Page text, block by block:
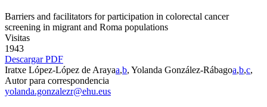
Barriers and facilitators for participation in colorectal cancer
screening in migrant and Roma populations
Visitas
1943
Descargar PDF
Iratxe López-López de Arayaa,b, Yolanda González-Rábagoa,b,c,
Autor para correspondencia
yolanda.gonzalezr@ehu.eus